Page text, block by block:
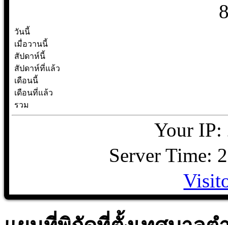
วันนี้
เมื่อวานนี้
สัปดาห์นี้
สัปดาห์ที่แล้ว
เดือนนี้
เดือนที่แล้ว
รวม
Your IP:
Server Time: